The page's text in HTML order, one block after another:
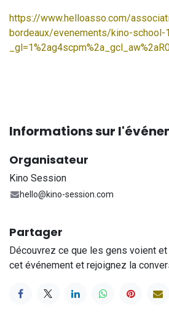
https://www.helloasso.com/
bordeaux/evenements/kino-school-
Informations sur
Organisateur
Kino Session
hello@kino-session.com
Partager
Découvrez ce que les gens voient
cet événement et rejoignez la